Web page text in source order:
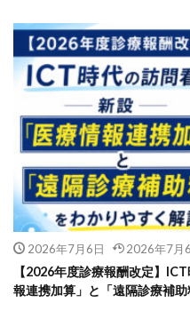
2026年7月6日 2026年7月
【2026年度診療報酬改定】
報連携加算」と「遠隔診療補